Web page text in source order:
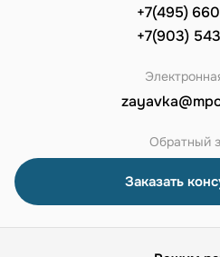
+7(495)
+7(903)
Обратный
Заказать